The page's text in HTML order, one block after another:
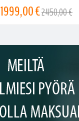
1999,00 €2450,00 €